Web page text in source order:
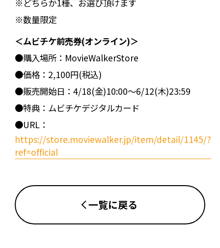
※どちらか1種、お選び頂けます
※数量限定
＜ムビチケ前売券(オンライン)＞
●購入場所：MovieWalkerStore
●価格：2,100円(税込)
●販売開始日：4/18(金)10:00～6/12(木)23:59
●特典：ムビチケデジタルカード
●URL：
https://store.moviewalker.jp/item/detail/1145/?
ref=official
一覧に戻る